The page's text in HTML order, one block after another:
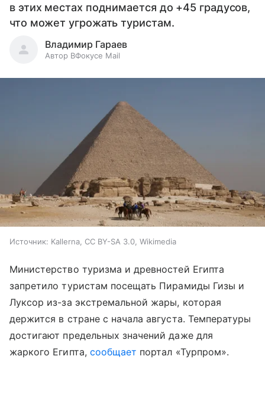
в этих местах поднимается до +45 градусов,
что может угрожать туристам.
Владимир Гараев
Автор ВФокусе Mail
Источник: Kallerna, CC BY-SA 3.0, Wikimedia
Министерство туризма и древностей Египта
запретило туристам посещать Пирамиды Гизы и
Луксор из-за экстремальной жары, которая
держится в стране с начала августа. Температуры
достигают предельных значений даже для
жаркого Египта, сообщает портал «Турпром».